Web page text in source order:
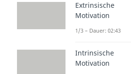
Aufbau &
zur
(01:46)
Extrinsische
Motivation
1/3 – Dauer: 02:43
Intrinsische
Motivation